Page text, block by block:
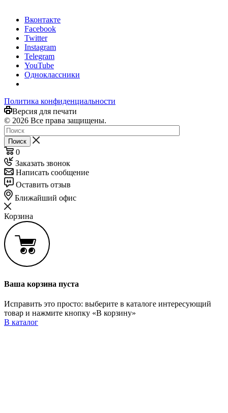
Вконтакте
Facebook
Twitter
Instagram
Telegram
YouTube
Одноклассники
Политика конфиденциальности
Версия для печати
© 2026 Все права защищены.
Поиск
0
Заказать звонок
Написать сообщение
Оставить отзыв
Ближайший офис
Корзина
Ваша корзина пуста
Исправить это просто: выберите в каталоге интересующий
товар и нажмите кнопку «В корзину»
В каталог